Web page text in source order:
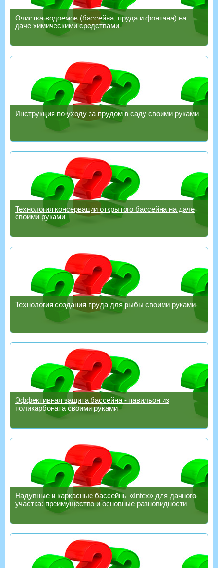
Очистка водоемов (бассейна, пруда и фонтана) на
даче химическими средствами
Инструкция по уходу за прудом в саду своими руками
Технология консервации открытого бассейна на даче
своими руками
Технология создания пруда для рыбы своими руками
Эффективная защита бассейна - павильон из
поликарбоната своими руками
Надувные и каркасные бассейны «Intex» для дачного
участка: преимущество и основные разновидности